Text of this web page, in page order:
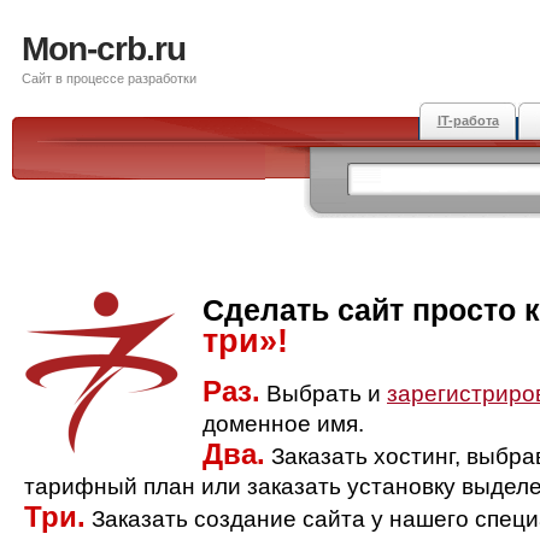
Mon-crb.ru
Сайт в процессе разработки
IT-работа
Сделать сайт просто
три»!
Раз. Выбрать и
доменное имя.
Два. Заказать хостинг,
тарифный план или заказать установку
Три. Заказать создание сайта у нашего